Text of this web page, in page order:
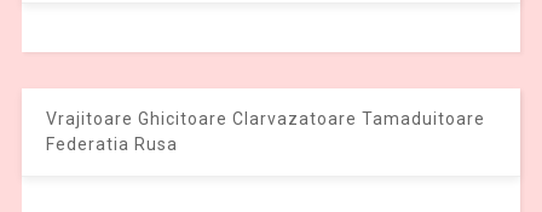
Vrajitoare Ghicitoare Clarvazatoare Tamaduitoare
Federatia Rusa